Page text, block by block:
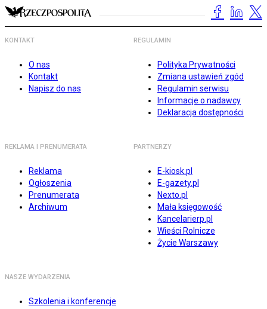
KONTAKT
O nas
Kontakt
Napisz do nas
REGULAMIN
Polityka Prywatności
Zmiana ustawień zgód
Regulamin serwisu
Informacje o nadawcy
Deklaracja dostępności
REKLAMA I PRENUMERATA
Reklama
Ogłoszenia
Prenumerata
Archiwum
PARTNERZY
E-kiosk.pl
E-gazety.pl
Nexto.pl
Mała księgowość
Kancelarierp.pl
Wieści Rolnicze
Życie Warszawy
NASZE WYDARZENIA
Szkolenia i konferencje